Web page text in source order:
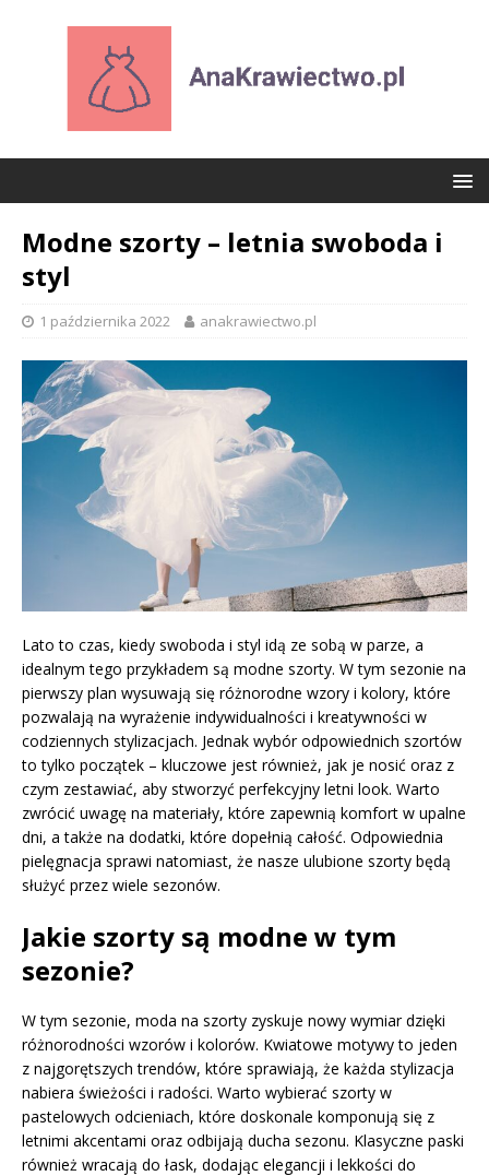
Modne szorty – letnia swoboda i
styl
1 października 2022 anakrawiectwo.pl
Lato to czas, kiedy swoboda i styl idą ze sobą w parze, a
idealnym tego przykładem są modne szorty. W tym sezonie na
pierwszy plan wysuwają się różnorodne wzory i kolory, które
pozwalają na wyrażenie indywidualności i kreatywności w
codziennych stylizacjach. Jednak wybór odpowiednich szortów
to tylko początek – kluczowe jest również, jak je nosić oraz z
czym zestawiać, aby stworzyć perfekcyjny letni look. Warto
zwrócić uwagę na materiały, które zapewnią komfort w upalne
dni, a także na dodatki, które dopełnią całość. Odpowiednia
pielęgnacja sprawi natomiast, że nasze ulubione szorty będą
służyć przez wiele sezonów.
Jakie szorty są modne w tym
sezonie?
W tym sezonie, moda na szorty zyskuje nowy wymiar dzięki
różnorodności wzorów i kolorów. Kwiatowe motywy to jeden
z najgorętszych trendów, które sprawiają, że każda stylizacja
nabiera świeżości i radości. Warto wybierać szorty w
pastelowych odcieniach, które doskonale komponują się z
letnimi akcentami oraz odbijają ducha sezonu. Klasyczne paski
również wracają do łask, dodając elegancji i lekkości do